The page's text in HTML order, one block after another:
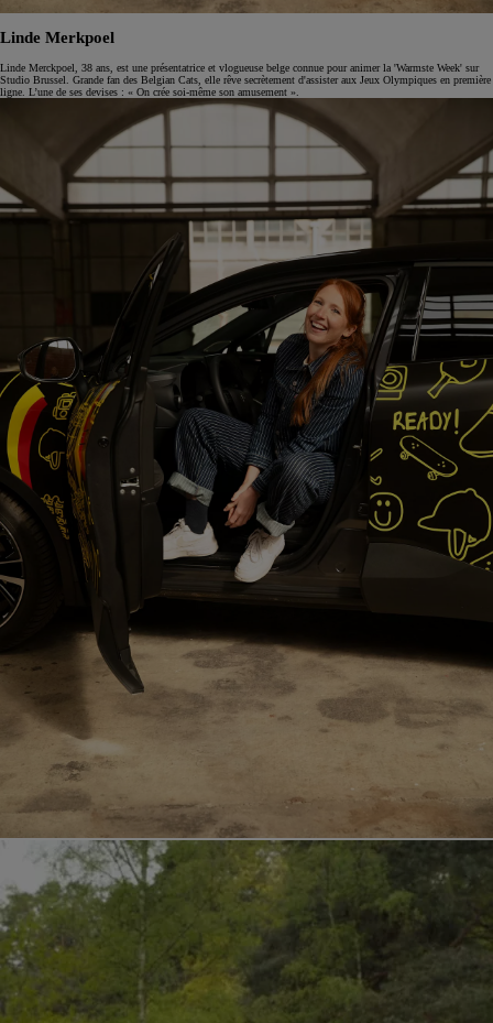
Linde Merkpoel
Linde Merckpoel, 38 ans, est une présentatrice et vlogueuse belge connue pour animer la 'Warmste Week' sur
Studio Brussel. Grande fan des Belgian Cats, elle rêve secrètement d'assister aux Jeux Olympiques en première
ligne. L’une de ses devises : « On crée soi-même son amusement ».